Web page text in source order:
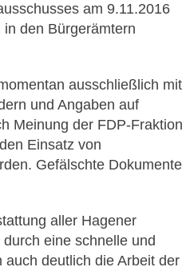
am 9.11.2016
den Bürgerämtern
ausschließlich mit
und Angaben auf
Meinung der FDP-Fraktion
Einsatz von
Gefälschte Dokumente
aller Hagener
eine schnelle und
deutlich die Arbeit der